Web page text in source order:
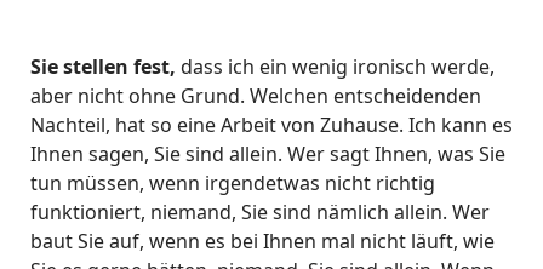
Sie stellen fest, dass ich ein wenig ironisch werde,
aber nicht ohne Grund. Welchen entscheidenden
Nachteil, hat so eine Arbeit von Zuhause. Ich kann es
Ihnen sagen, Sie sind allein. Wer sagt Ihnen, was Sie
tun müssen, wenn irgendetwas nicht richtig
funktioniert, niemand, Sie sind nämlich allein. Wer
baut Sie auf, wenn es bei Ihnen mal nicht läuft, wie